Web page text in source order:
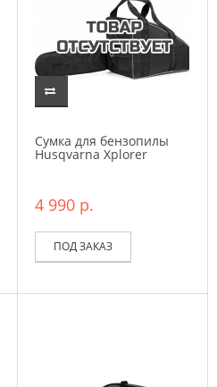
Сумка для бензопилы
Husqvarna Xplorer
4 990 р.
ПОД ЗАКАЗ